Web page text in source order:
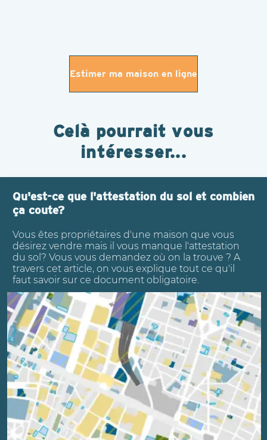
Estimer ma maison en ligne
Celà pourrait vous
intéresser...
Qu'est-ce que l'attestation du sol et combien
ça coute?
Vous êtes propriétaires d'une maison que vous
désirez vendre mais il vous manque l'attestation
du sol? Vous vous demandez où on la trouve ? A
travers cet article, on vous explique tout ce qu'il
faut savoir sur ce document obligatoire.